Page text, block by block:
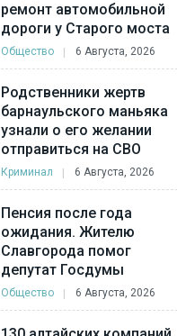
ремонт автомобильной
дороги у Старого моста
Общество 6 Августа, 2026
Родственники жертв
барнаульского маньяка
узнали о его желании
отправиться на СВО
Криминал 6 Августа, 2026
Пенсия после года
ожидания. Жителю
Славгорода помог
депутат Госдумы
Общество 6 Августа, 2026